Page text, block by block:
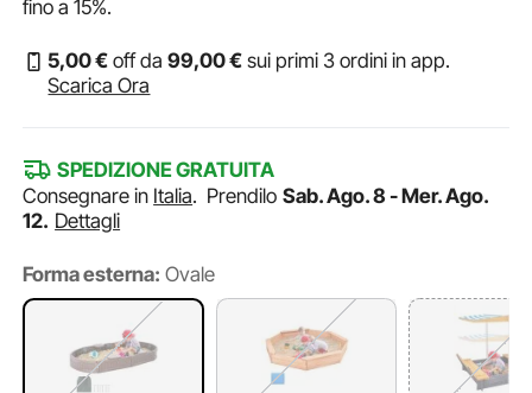
fino a15%.
5,00€ off da99,00€ sui primi 3 ordini in app.
Scarica Ora
SPEDIZIONE GRATUITA
Consegnare in Italia. Prendilo Sab. Ago. 8 - Mer. Ago.
12. Dettagli
Forma esterna: Ovale